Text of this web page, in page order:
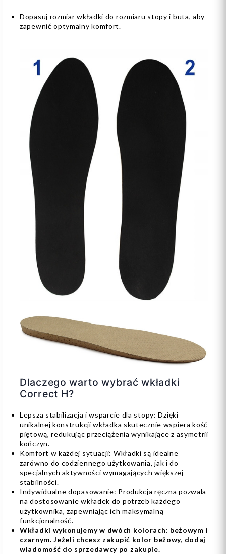
Dopasuj rozmiar wkładki do rozmiaru stopy i buta, aby
zapewnić optymalny komfort.
Dlaczego warto wybrać wkładki
Correct H?
Lepsza stabilizacja i wsparcie dla stopy: Dzięki
unikalnej konstrukcji wkładka skutecznie wspiera kość
piętową, redukując przeciążenia wynikające z asymetrii
kończyn.
Komfort w każdej sytuacji: Wkładki są idealne
zarówno do codziennego użytkowania, jak i do
specjalnych aktywności wymagających większej
stabilności.
Indywidualne dopasowanie: Produkcja ręczna pozwala
na dostosowanie wkładek do potrzeb każdego
użytkownika, zapewniając ich maksymalną
funkcjonalność.
Wkładki wykonujemy w dwóch kolorach: beżowym i
czarnym. Jeżeli chcesz zakupić kolor beżowy, dodaj
wiadomość do sprzedawcy po zakupie.